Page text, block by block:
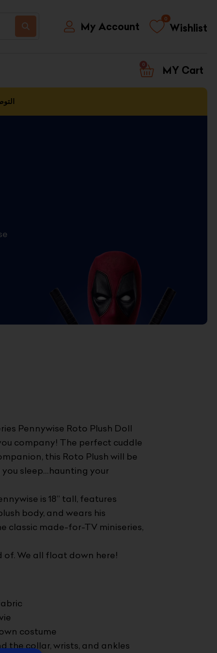
My Account Wishlist
0
0
CART
Pennywise Roto Plush Doll
company! The perfect cuddle
this Roto Plush will be
sleep…haunting your
is 18” tall, features
body, and wears his
classic made-for-TV miniseries,
of. We all float down here!
costume
the collar, wrists, and ankles